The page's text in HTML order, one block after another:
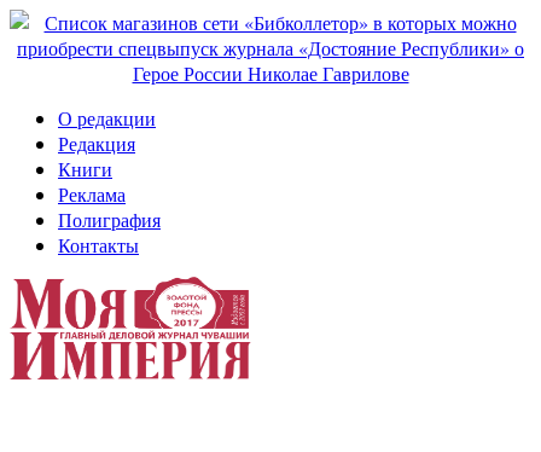
О редакции
Редакция
Книги
Реклама
Полиграфия
Контакты